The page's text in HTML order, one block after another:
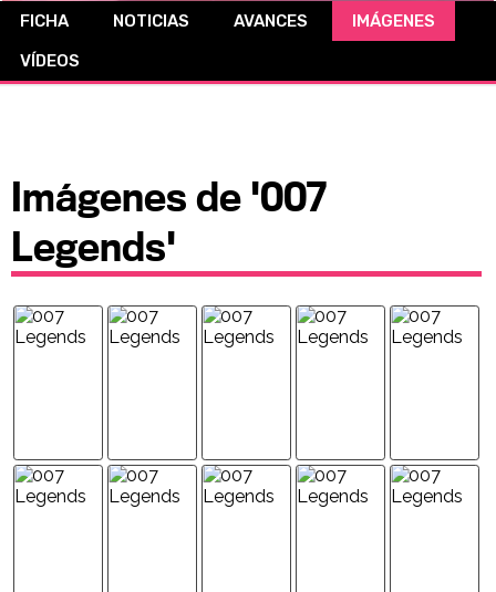
CÓMICS
FICHA NOTICIAS AVANCES
IMÁGENES
VÍDEOS
Imágenes de '007
Legends'